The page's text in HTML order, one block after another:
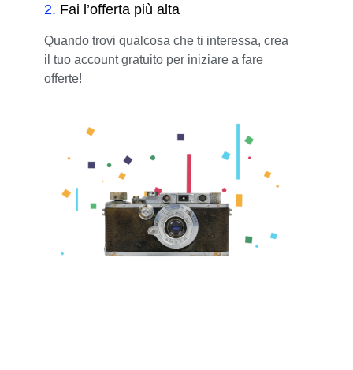
2. Fai l’offerta più alta
Quando trovi qualcosa che ti interessa, crea
il tuo account gratuito per iniziare a fare
offerte!